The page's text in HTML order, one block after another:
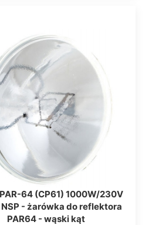
64 (CP61) 1000W/230V
NSP - żarówka do reflektora
PAR64 - wąski kąt